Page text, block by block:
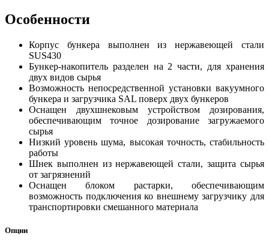
Особенности
Корпус бункера выполнен из нержавеющей стали
SUS430
Бункер-накопитель разделен на 2 части, для хранения
двух видов сырья
Возможность непосредственной установки вакуумного
бункера и загрузчика SAL поверх двух бункеров
Оснащен двухшнековым устройством дозирования,
обеспечивающим точное дозирование загружаемого
сырья
Низкий уровень шума, высокая точность, стабильность
работы
Шнек выполнен из нержавеющей стали, защита сырья
от загрязнений
Оснащен блоком растарки, обеспечивающим
возможность подключения ко внешнему загрузчику для
транспортировки смешанного материала
Опции